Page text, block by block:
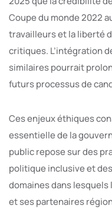
Coupe du monde 2022
travailleurs et la liberté
critiques. L’intégration
similaires pourrait
futurs processus de
Ces enjeux éthiques
essentielle de la
public repose sur des
politique inclusive et
domaines dans
et ses partenaires